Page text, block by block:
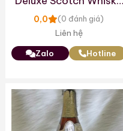
19yo
0,0 (0 đánh giá)
Liên hệ
Zalo Hotline